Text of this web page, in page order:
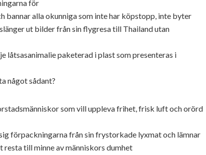
för
bannar alla okunniga som inte har köpstopp, inte byter
ut bilder från sin flygresa till Thailand utan
låtsasanimalie paketerad i plast som presenteras i
något sådant?
som vill uppleva frihet, frisk luft och orörd
förpackningarna från sin frystorkade lyxmat och lämnar
till minne av människors dumhet